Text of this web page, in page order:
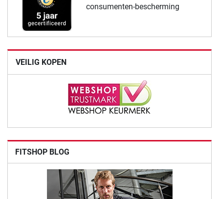
consumenten-bescherming
VEILIG KOPEN
FITSHOP BLOG